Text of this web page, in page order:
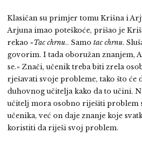
Klasičan su primjer tomu Krišna i
Arjuna imao poteškoće, prišao je
rekao «Tac chrnu.. Samo tac chrnu.
govorim. I tada oboružan znanjem,
se.» Znači, učenik treba biti zrela
rješavati svoje probleme, tako što će
duhovnog učitelja kako da to učini.
učitelj mora osobno riješiti problem
učenika, već on daje znanje koje
koristiti da riješi svoj problem.